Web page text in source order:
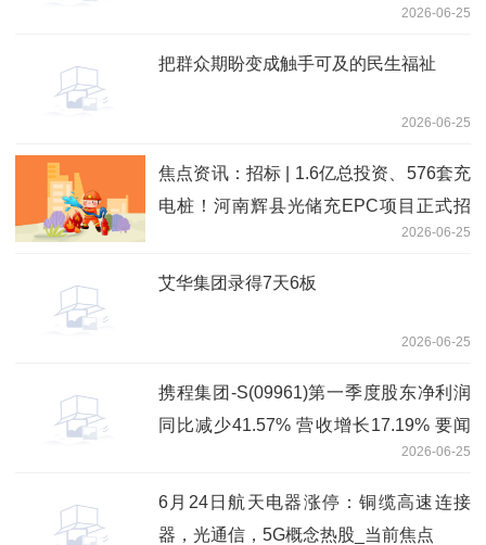
2026-06-25
把群众期盼变成触手可及的民生福祉
2026-06-25
焦点资讯：招标 | 1.6亿总投资、576套充
电桩！河南辉县光储充EPC项目正式招
2026-06-25
艾华集团录得7天6板
2026-06-25
携程集团-S(09961)第一季度股东净利润
同比减少41.57% 营收增长17.19% 要闻
2026-06-25
6月24日航天电器涨停：铜缆高速连接
器，光通信，5G概念热股_当前焦点